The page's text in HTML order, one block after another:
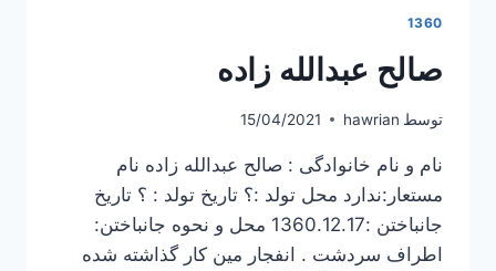
1360
صالح عبدالله زاده
توسط hawrian
15/04/2021
نام و نام خانوادگی : صالح عبدالله زاده نام
مستعار:ندارد محل تولد :؟ تاریخ تولد : ؟ تاریخ
جانباختن :1360.12.17 محل و نحوه جانباختن:
اطراف سردشت . انفجار مین کار گذاشته شده